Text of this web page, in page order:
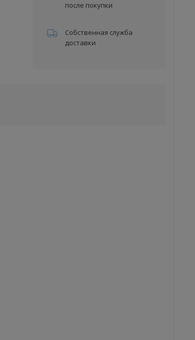
после покупки
Собственная служба
доставки